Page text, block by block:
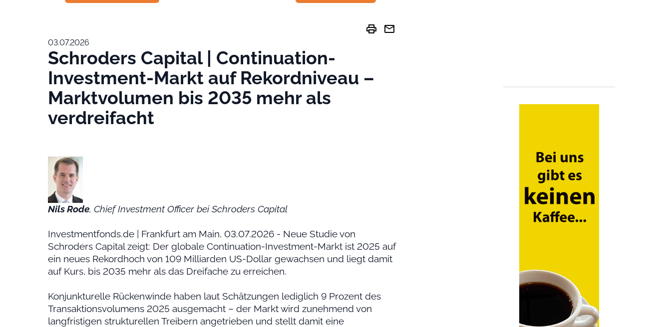
print mail
03.07.2026
Schroders Capital | Continuation-
Investment-Markt auf Rekordniveau –
Marktvolumen bis 2035 mehr als
verdreifacht
Nils Rode, Chief Investment Officer bei Schroders Capital
Investmentfonds.de | Frankfurt am Main, 03.07.2026 - Neue Studie von
Schroders Capital zeigt: Der globale Continuation-Investment-Markt ist 2025 auf
ein neues Rekordhoch von 109 Milliarden US-Dollar gewachsen und liegt damit
auf Kurs, bis 2035 mehr als das Dreifache zu erreichen.
Konjunkturelle Rückenwinde haben laut Schätzungen lediglich 9 Prozent des
Transaktionsvolumens 2025 ausgemacht – der Markt wird zunehmend von
langfristigen strukturellen Treibern angetrieben und stellt damit eine